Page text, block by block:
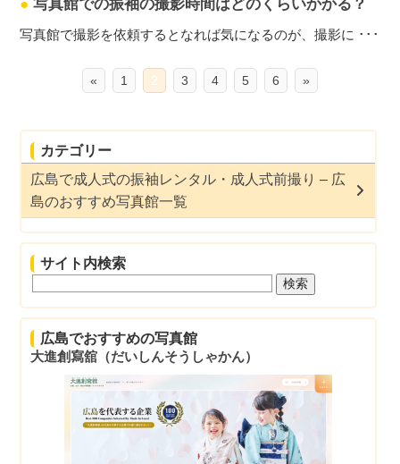
● 写真館での振袖の撮影時間はどのくらいかかる？
写真館で撮影を依頼するとなれば気になるのが、撮影に ･･･
« 1 2 3 4 5 6 »
カテゴリー
広島で成人式の振袖レンタル・成人式前撮り – 広
島のおすすめ写真館一覧
サイト内検索
広島でおすすめの写真館
大進創寫舘（だいしんそうしゃかん）